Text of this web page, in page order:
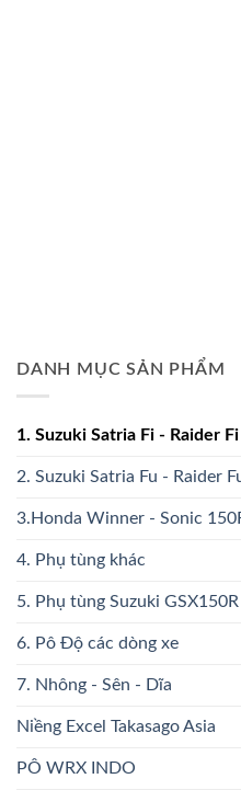
DANH MỤC SẢN PHẨM
1. Suzuki Satria Fi - Raider
2. Suzuki Satria Fu - Raider
3.Honda Winner - Sonic
4. Phụ tùng khác
5. Phụ tùng Suzuki GSX150R
6. Pô Độ các dòng xe
7. Nhông - Sên - Dĩa
Niềng Excel Takasago Asia
PÔ WRX INDO